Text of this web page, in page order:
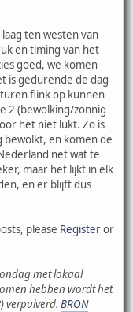
ten westen van
en timing van het
goed, we komen
is gedurende de dag
flink op kunnen
2 (bewolking/zonnig
het niet lukt. Zo is
bewolkt, en komen de
net wat te
maar het lijkt in elk
en er blijft dus
please Registeror
met lokaal
hebben wordt het
verpulverd. BRON